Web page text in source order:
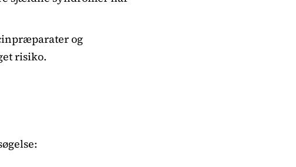
og
risiko.